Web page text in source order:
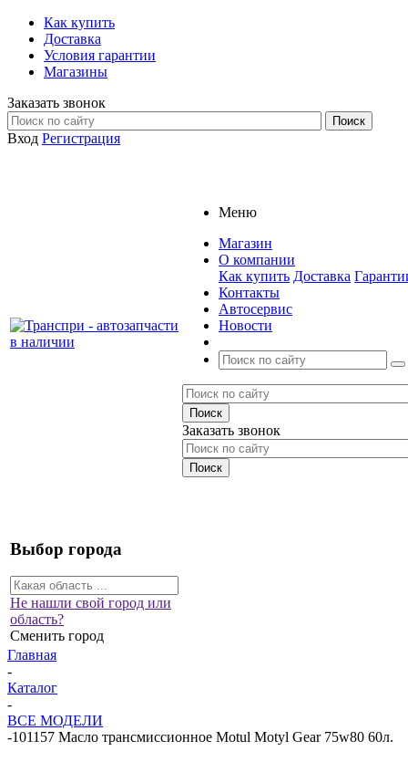
Как купить
Доставка
Условия гарантии
Магазины
Заказать звонок
Вход Регистрация
Меню
Магазин
О компании
Как купить Доставка
Контакты
Автосервис
Новости
Заказать звонок
Выбор города
Не нашли свой город или
область?
Сменить город
Главная
-
Каталог
-
ВСЕ МОДЕЛИ
-101157 Масло трансмиссионное Motul Motyl Gear 75w80 60л.